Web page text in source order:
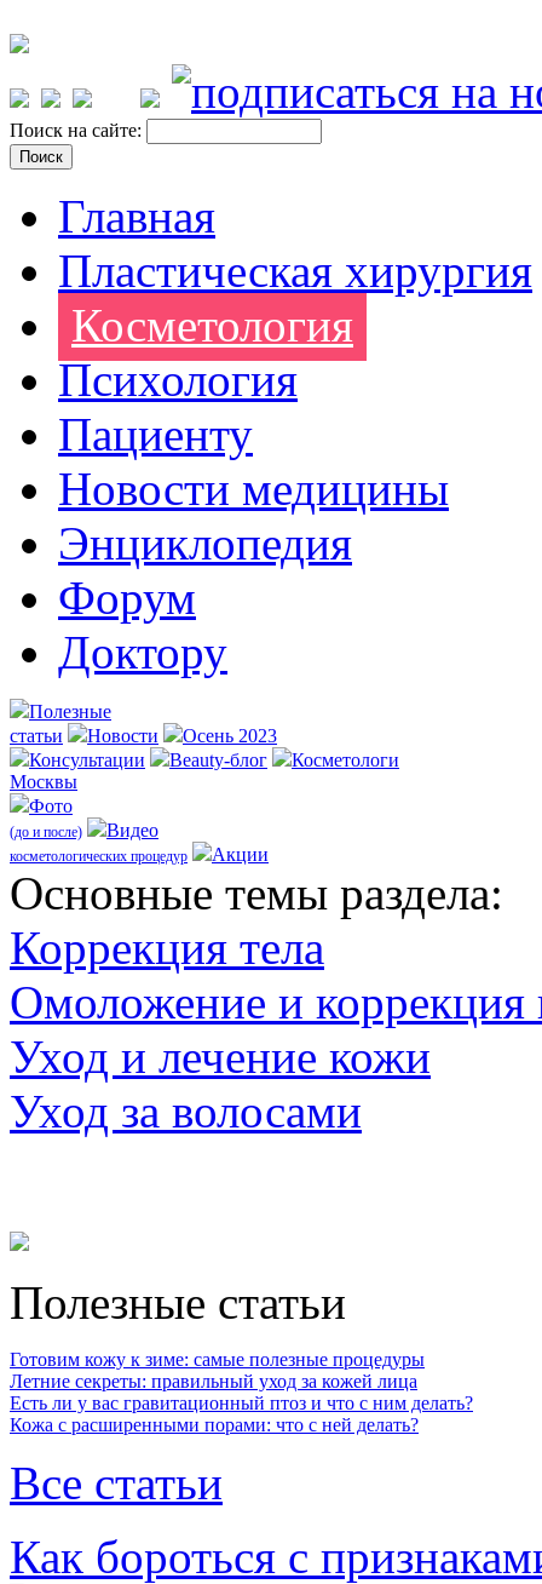
Поиск на сайте:
Главная
Пластическая хирургия
Косметология
Психология
Пациенту
Новости медицины
Энциклопедия
Форум
Доктору
Полезные
статьи
Новости
Осень 2023
Консультации
Beauty-блог
Косметологи
Москвы
Фото
(до и после) Видео
косметологических процедур Акции
Оcновные темы раздела:
Коррекция тела
Омоложение и коррекция
Уход и лечение кожи
Уход за волосами
Полезные статьи
Готовим кожу к зиме: самые полезные процедуры
Летние секреты: правильный уход за кожей лица
Есть ли у вас гравитационный птоз и что с ним делать?
Кожа с расширенными порами: что с ней делать?
Все статьи
Как бороться с